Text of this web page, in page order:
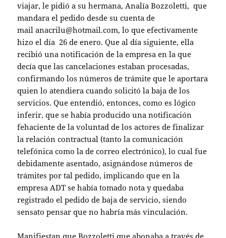
viajar, le pidió a su hermana, Analía Bozzoletti, que
mandara el pedido desde su cuenta de
mail anacrilu@hotmail.com, lo que efectivamente
hizo el día 26 de enero. Que al día siguiente, ella
recibió una notificación de la empresa en la que
decía que las cancelaciones estaban procesadas,
confirmando los números de trámite que le aportara
quien lo atendiera cuando solicitó la baja de los
servicios. Que entendió, entonces, como es lógico
inferir, que se había producido una notificación
fehaciente de la voluntad de los actores de finalizar
la relación contractual (tanto la comunicación
telefónica como la de correo electrónico), lo cual fue
debidamente asentado, asignándose números de
trámites por tal pedido, implicando que en la
empresa ADT se había tomado nota y quedaba
registrado el pedido de baja de servicio, siendo
sensato pensar que no habría más vinculación.